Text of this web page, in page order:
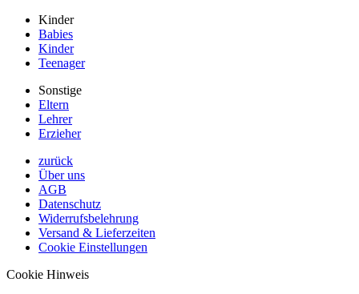
Kinder
Babies
Kinder
Teenager
Sonstige
Eltern
Lehrer
Erzieher
zurück
Über uns
AGB
Datenschutz
Widerrufsbelehrung
Versand & Lieferzeiten
Cookie Einstellungen
Cookie Hinweis